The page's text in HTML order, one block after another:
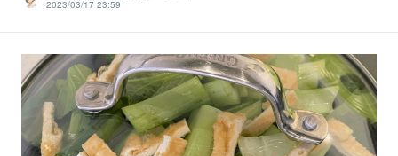
2023/03/17 23:59